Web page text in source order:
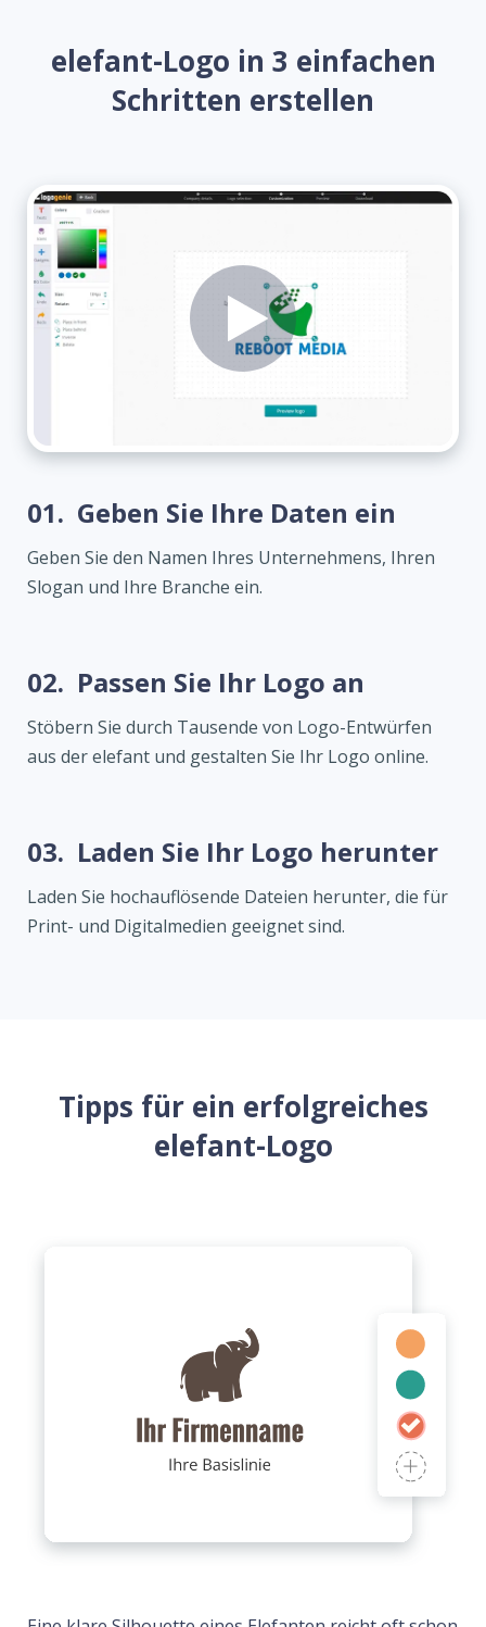
elefant-Logo in 3 einfachen
Schritten erstellen
01. Geben Sie Ihre Daten ein
Geben Sie den Namen Ihres Unternehmens, Ihren
Slogan und Ihre Branche ein.
02. Passen Sie Ihr Logo an
Stöbern Sie durch Tausende von Logo-Entwürfen
aus der elefant und gestalten Sie Ihr Logo online.
03. Laden Sie Ihr Logo herunter
Laden Sie hochauflösende Dateien herunter, die für
Print- und Digitalmedien geeignet sind.
Tipps für ein erfolgreiches
elefant-Logo